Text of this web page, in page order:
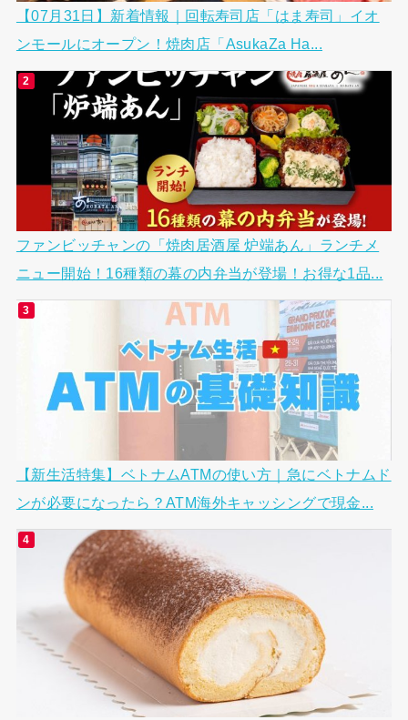
【07月31日】新着情報｜回転寿司店「はま寿司」イオ
ンモールにオープン！焼肉店「AsukaZa Ha...
ファンビッチャンの「焼肉居酒屋 炉端あん」ランチメ
ニュー開始！16種類の幕の内弁当が登場！お得な1品...
【新生活特集】ベトナムATMの使い方｜急にベトナムド
ンが必要になったら？ATM海外キャッシングで現金...